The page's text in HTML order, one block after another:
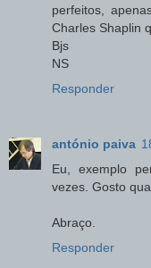
perfeitos,
Charles Shaplin
Bjs
NS
Responder
antónio paiva
Eu, exemplo
vezes. Gosto
Abraço.
Responder